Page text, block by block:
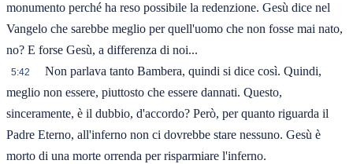
monumento perché ha reso possibile la redenzione. Gesù dice nel
Vangelo che sarebbe meglio per quell'uomo che non fosse mai nato,
no? E forse Gesù, a differenza di noi...
5:42
Non parlava tanto Bambera, quindi si dice così. Quindi,
meglio non essere, piuttosto che essere dannati. Questo,
sinceramente, è il dubbio, d'accordo? Però, per quanto riguarda il
Padre Eterno, all'inferno non ci dovrebbe stare nessuno. Gesù è
morto di una morte orrenda per risparmiare l'inferno.